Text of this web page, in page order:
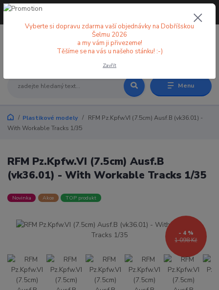
Menu
+420 773 998 582
Plastikové modely
RFM Pz.Kpfw.VI (7.5cm) Ausf.B (vk36.01) -
With Workable Tracks 1/35
RFM Pz.Kpfw.VI (7.5cm) Ausf.B
(vk36.01) - With Workable Tracks 1/35
Novinka Akce TOP produkt
1 098 Kč
- 4 %
Vyberte si dopravu zdarma vaší objednávky na Dobříšskou
Šelmu 2026
a my vám ji přivezeme!
Těšíme se na vás u našeho stánku! :-)
Zavřít